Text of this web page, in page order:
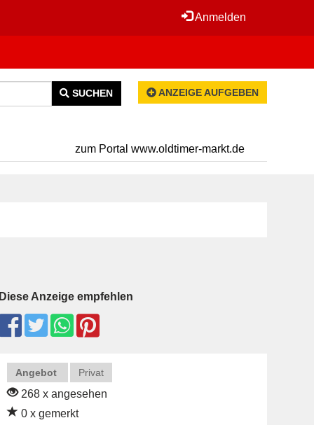
Anmelden
SUCHEN ANZEIGE AUFGEBEN
zum Portal www.oldtimer-markt.de
Diese Anzeige empfehlen
Angebot Privat
268 x angesehen
0 x gemerkt